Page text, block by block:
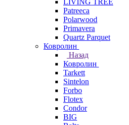
LIVING TREE
Patreeca
Polarwood
Primavera
Quartz Parquet
Ковролин
Назад
Ковролин
Tarkett
Sintelon
Forbo
Flotex
Condor
BIG